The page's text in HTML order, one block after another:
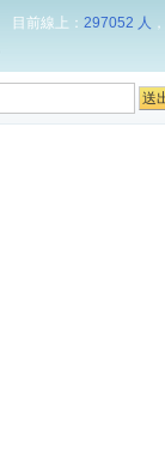
目前線上： 297052 人